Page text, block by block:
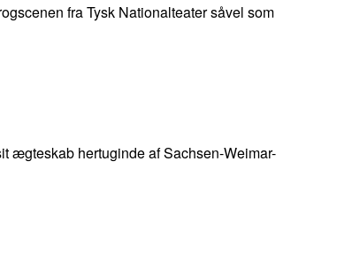
fra Tysk Nationalteater såvel som
ægteskab hertuginde af Sachsen-Weimar-